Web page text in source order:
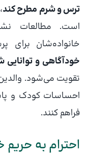
ترس و شرم مطرح کند
است. مطالعات
خانواده‌شان
خودآگاهی و
تقویت می‌شود.
احساسات کودک و
فراهم کنند.
احترام به